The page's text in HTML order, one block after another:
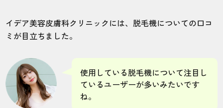
イデア美容皮膚科クリニックには、脱毛機についての口コ
ミが目立ちました。
使用している脱毛機について注目し
ているユーザーが多いみたいです
ね。